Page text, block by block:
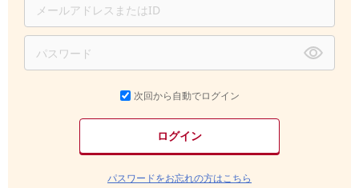
次回から自動でログイン
パスワードをお忘れの方はこちら